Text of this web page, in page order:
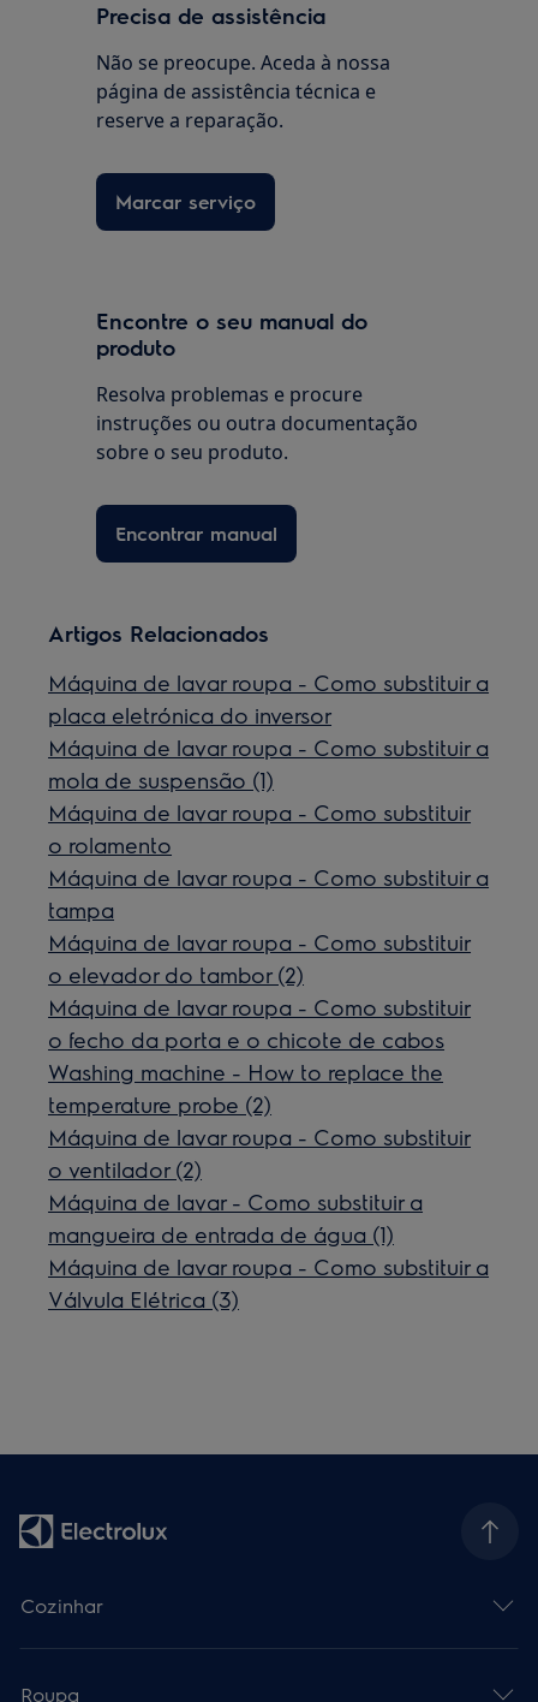
Precisa de assistência
Não se preocupe. Aceda à nossa
página de assistência técnica e
reserve a reparação.
Marcar serviço
Encontre o seu manual do
produto
Resolva problemas e procure
instruções ou outra documentação
sobre o seu produto.
Encontrar manual
Artigos Relacionados
Máquina de lavar roupa - Como substituir a
placa eletrónica do inversor
Máquina de lavar roupa - Como substituir a
mola de suspensão (1)
Máquina de lavar roupa - Como substituir
o rolamento
Máquina de lavar roupa - Como substituir a
tampa
Máquina de lavar roupa - Como substituir
o elevador do tambor (2)
Máquina de lavar roupa - Como substituir
o fecho da porta e o chicote de cabos
Washing machine - How to replace the
temperature probe (2)
Máquina de lavar roupa - Como substituir
o ventilador (2)
Máquina de lavar - Como substituir a
mangueira de entrada de água (1)
Máquina de lavar roupa - Como substituir a
Válvula Elétrica (3)
Cozinhar
Roupa